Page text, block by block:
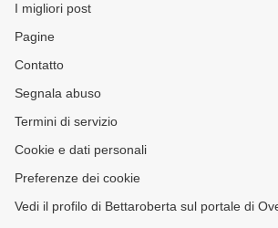
I migliori post
Pagine
Contatto
Segnala abuso
Termini di servizio
Cookie e dati personali
Preferenze dei cookie
Vedi il profilo di Bettaroberta sul portale di